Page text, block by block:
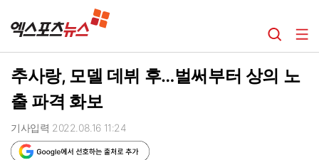
추사랑, 모델 데뷔 후…벌써부터 상의 노
출 파격 화보
기사입력 2022.08.16 11:24